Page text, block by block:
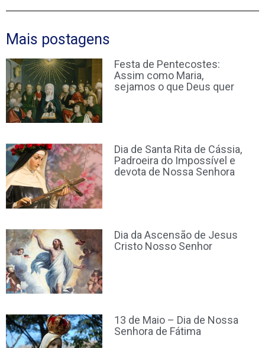
Mais postagens
Festa de Pentecostes:
Assim como Maria,
sejamos o que Deus quer
Dia de Santa Rita de Cássia,
Padroeira do Impossível e
devota de Nossa Senhora
Dia da Ascensão de Jesus
Cristo Nosso Senhor
13 de Maio – Dia de Nossa
Senhora de Fátima